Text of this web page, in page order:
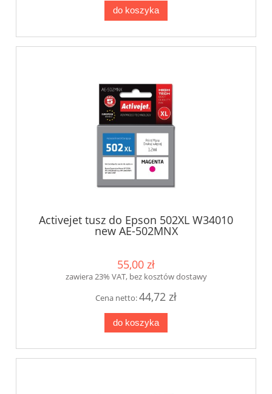
do koszyka
Activejet tusz do Epson 502XL W34010
new AE-502MNX
55,00 zł
zawiera 23% VAT, bez kosztów dostawy
Cena netto:44,72 zł
do koszyka